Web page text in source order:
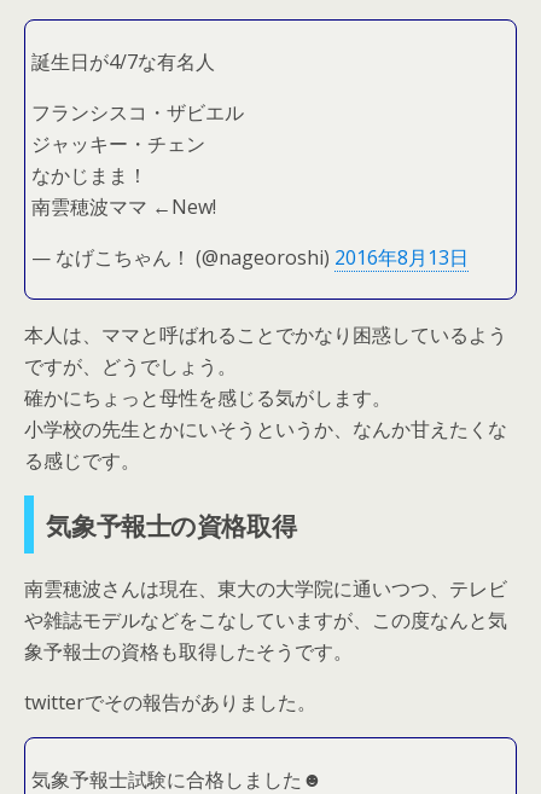
誕生日が4/7な有名人
フランシスコ・ザビエル
ジャッキー・チェン
なかじまま！
南雲穂波ママ ←New!
— なげこちゃん！ (@nageoroshi) 2016年8月13日
本人は、ママと呼ばれることでかなり困惑しているよう
ですが、どうでしょう。
確かにちょっと母性を感じる気がします。
小学校の先生とかにいそうというか、なんか甘えたくな
る感じです。
気象予報士の資格取得
南雲穂波さんは現在、東大の大学院に通いつつ、テレビ
や雑誌モデルなどをこなしていますが、この度なんと気
象予報士の資格も取得したそうです。
twitterでその報告がありました。
気象予報士試験に合格しました☻